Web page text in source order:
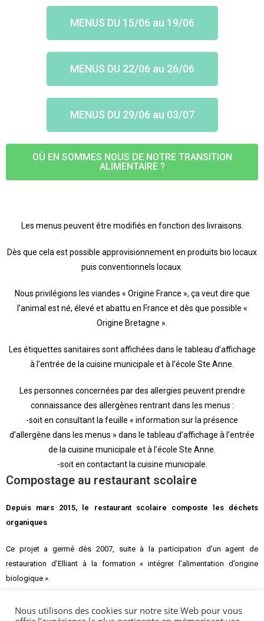
MENUS DU 15/06 au 19/06
MENUS DU 22/06 au 26/06
MENUS DU 29/06 au 03/07
OÙ EN SOMMES NOUS DE NOTRE TRANSITION
ALIMENTAIRE ?
Les menus peuvent être modifiés en fonction des livraisons.
Dès que cela est possible approvisionnement en produits bio locaux
puis conventionnels locaux.
Nous privilégions les viandes « Origine France », ça veut dire que
l’animal est né, élevé et abattu en France et dès que possible «
Origine Bretagne ».
Les étiquettes sanitaires sont affichées dans le tableau d’affichage
à l’entrée de la cuisine municipale et à l’école Ste Anne.
Les personnes concernées par des allergies peuvent prendre
connaissance des allergènes rentrant dans les menus :
-soit en consultant la feuille « information sur la présence
d’allergène dans les menus » dans le tableau d’affichage à l’entrée
de la cuisine municipale et à l’école Ste Anne.
-soit en contactant la cuisine municipale.
Compostage au restaurant scolaire
Depuis mars 2015, le restaurant scolaire composte les déchets
organiques
Ce projet a germé dès 2007, suite à la participation d’un agent de
restauration d’Elliant à la formation « intégrer l’alimentation d’origine
biologique ».
En 2007, le restaurant scolaire a donc commencé à intégrer des aliments
Nous utilisons des cookies sur notre site Web pour vous